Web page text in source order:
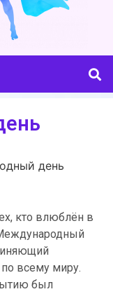
день
кто влюблён в
всему миру.
был